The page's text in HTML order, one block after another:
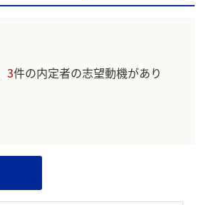
3件の内定者の志望動機があり